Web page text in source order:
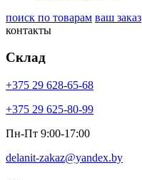
поиск по товарам ваш заказ
контакты
Склад
+375 29 628-65-68
+375 29 625-80-99
Пн-Пт 9:00-17:00
delanit-zakaz@yandex.by